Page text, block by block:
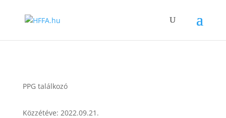
PPG találkozó
Közzétéve: 2022.09.21.